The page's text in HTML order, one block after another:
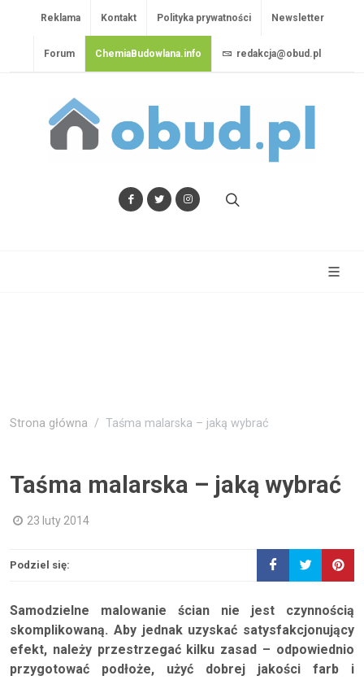
Reklama Kontakt Polityka prywatności Newsletter
Forum ChemiaBudowlana.info redakcja@obud.pl
Strona główna Taśma malarska – jaką wybrać
Taśma malarska – jaką wybrać
23 luty 2014
Podziel się:
Samodzielne malowanie ścian nie jest czynnością
skomplikowaną. Aby jednak uzyskać satysfakcjonujący
efekt, należy przestrzegać kilku zasad – odpowiednio
przygotować podłoże, użyć dobrej jakości farb i